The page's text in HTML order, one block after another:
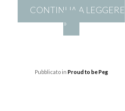
CONTINUA A LEGGERE
»
Pubblicato in Proud to be Peg